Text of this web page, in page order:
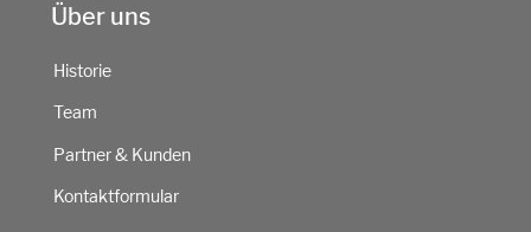
Über uns
Historie
Team
Partner & Kunden
Kontaktformular